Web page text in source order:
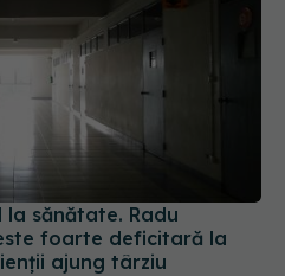
foarte deficitară la
ajung târziu